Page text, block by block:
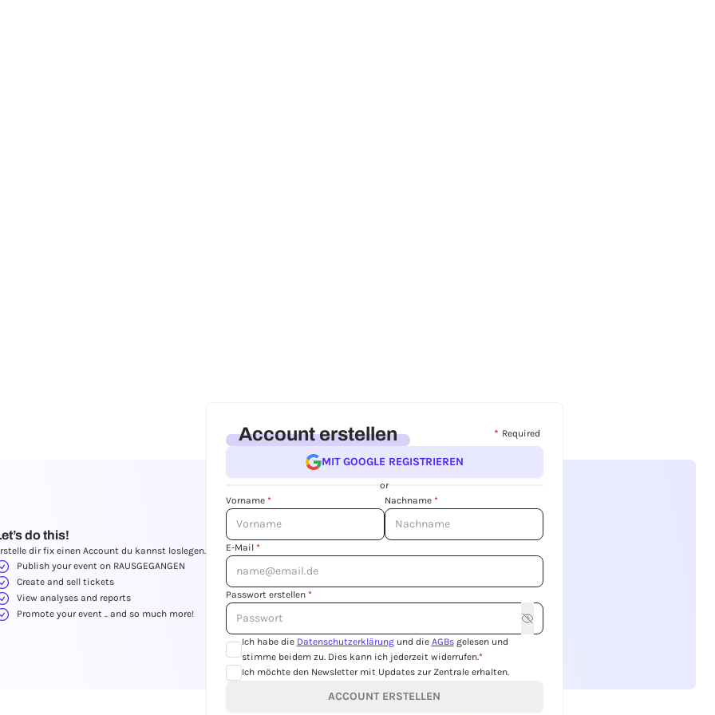
do this!
dir fix einen Account du kannst loslegen.
Publish your event on RAUSGEGANGEN
Create and sell tickets
View analyses and reports
Promote your event .. and so much more!
Account erstellen * Required
MIT GOOGLE REGISTRIEREN
or
Vorname * Nachname *
E-Mail *
Passwort erstellen *
Ich habe die Datenschutzerklärungund die AGBsgelesen und
stimme beidem zu. Dies kann ich jederzeit widerrufen.*
Ich möchte den Newsletter mit Updates zur Zentrale erhalten.
ACCOUNT ERSTELLEN